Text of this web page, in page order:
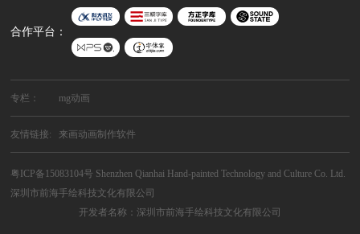
合作平台：
专栏： mg动画
友情链接: 来画动画制作软件
粤ICP备15083104号 Shenzhen Qianhai Hand-painted Technology and Culture Co. Ltd.
深圳市前海手绘科技文化有限公司
开发者名称：深圳市前海手绘科技文化有限公司